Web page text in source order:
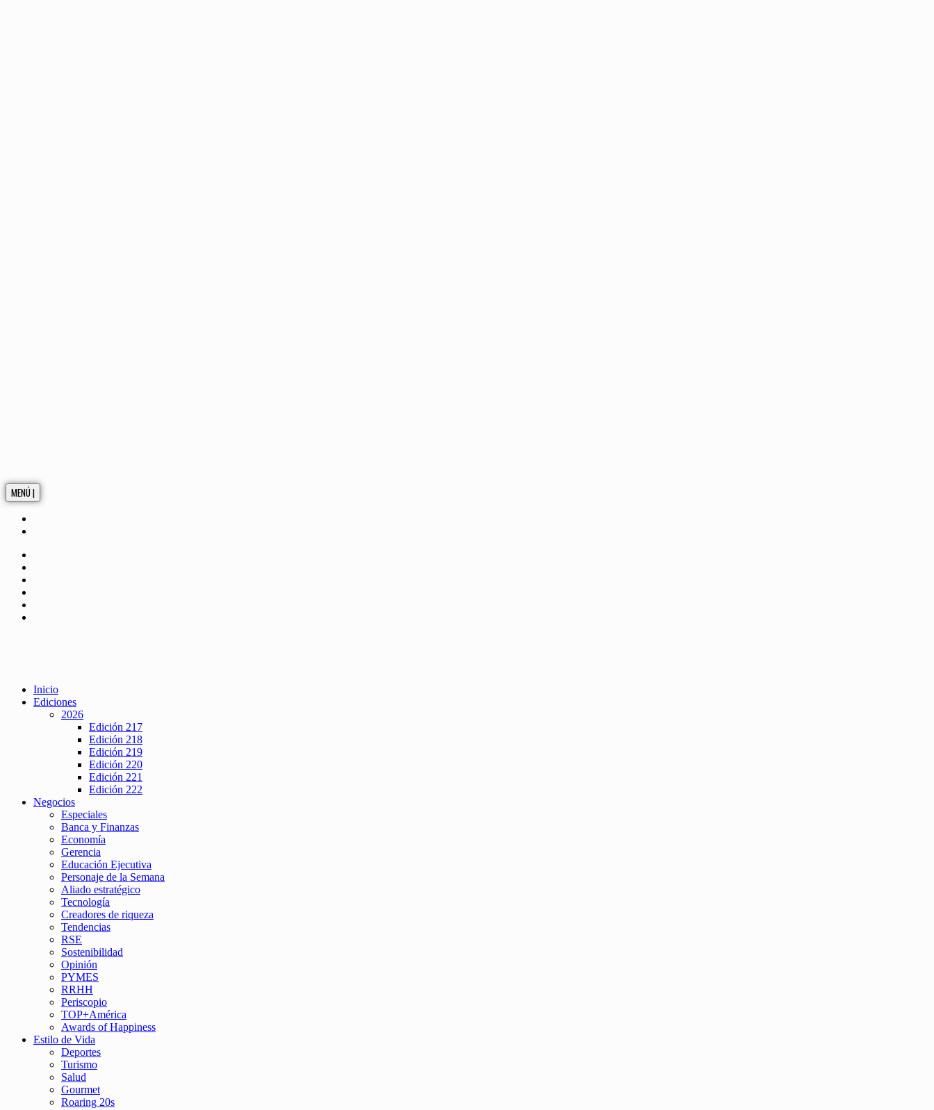
MENÚ |
Inicio
Ediciones
2026
Edición 217
Edición 218
Edición 219
Edición 220
Edición 221
Edición 222
Negocios
Especiales
Banca y Finanzas
Economía
Gerencia
Educación Ejecutiva
Personaje de la Semana
Aliado estratégico
Tecnología
Creadores de riqueza
Tendencias
RSE
Sostenibilidad
Opinión
PYMES
RRHH
Periscopio
TOP+América
Awards of Happiness
Estilo de Vida
Deportes
Turismo
Salud
Gourmet
Roaring 20s